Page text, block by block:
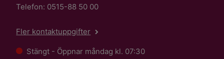
Telefon: 0515-88 50 00
Fler kontaktuppgifter
Stängt - Öppnar måndag kl. 07:30